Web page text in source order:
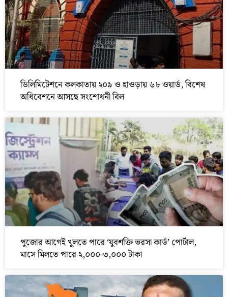
ডিলিমিটেশনে কলকাতায় ২০৯ ও হাওড়ায় ৬৮ ওয়ার্ড, বিশেষ
অধিবেশনে আসছে সংশোধনী বিল
পুজোর আগেই খুলতে পারে ‘যুবশক্তি ভরসা কার্ড’ পোর্টাল,
মাসে মিলতে পারে ২,০০০-৩,০০০ টাকা